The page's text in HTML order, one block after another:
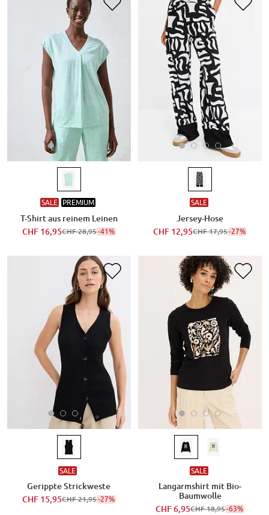
SALE PREMIUM
T-Shirt aus reinem Leinen
CHF 16,95CHF 28,95-41%
SALE
Jersey-Hose
CHF 12,95CHF 17,95-27%
SALE
Gerippte Strickweste
CHF 15,95CHF 21,95-27%
SALE
Langarmshirt mit Bio-
Baumwolle
CHF 6,95CHF 18,95-63%